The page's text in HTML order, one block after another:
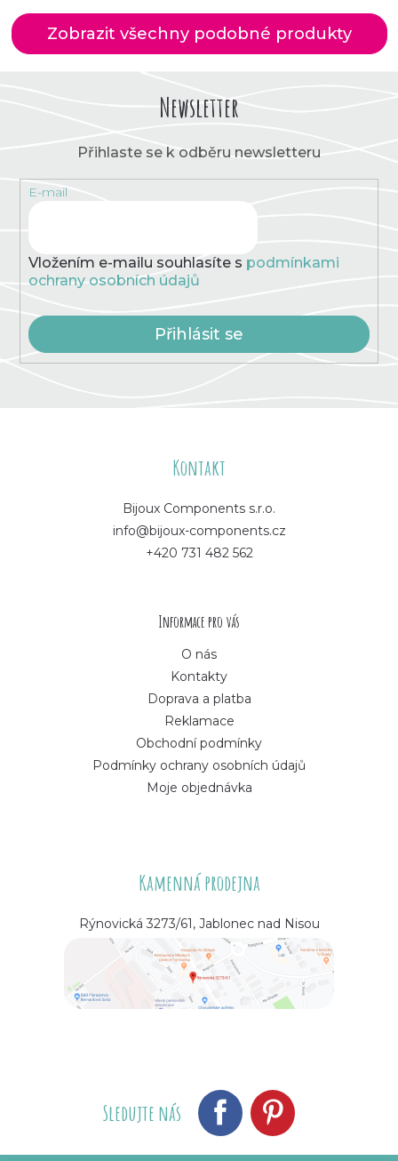
Zobrazit všechny podobné produkty
Newsletter
Přihlaste se k odběru newsletteru
E-mail
Vložením e-mailu souhlasíte s podmínkami
ochrany osobních údajů
Přihlásit se
Kontakt
Bijoux Components s.r.o.
info@bijoux-components.cz
+420 731 482 562
Informace pro vás
O nás
Kontakty
Doprava a platba
Reklamace
Obchodní podmínky
Podmínky ochrany osobních údajů
Moje objednávka
Kamenná prodejna
Rýnovická 3273/61, Jablonec nad Nisou
Sledujte nás